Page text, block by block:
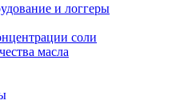
и логгеры
соли
масла